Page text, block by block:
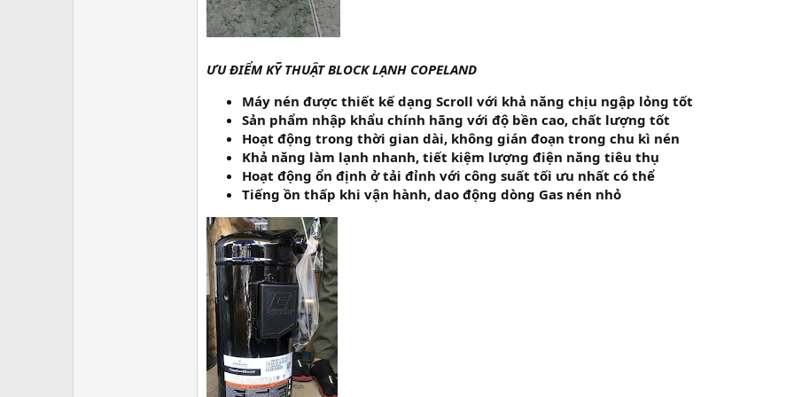
ƯU ĐIỂM KỸ THUẬT BLOCK LẠNH COPELAND
Máy nén được thiết kế dạng Scroll với khả năng chịu ngập lỏng tốt
Sản phẩm nhập khẩu chính hãng với độ bền cao, chất lượng tốt
Hoạt động trong thời gian dài, không gián đoạn trong chu kì nén
Khả năng làm lạnh nhanh, tiết kiệm lượng điện năng tiêu thụ
Hoạt động ổn định ở tải đỉnh với công suất tối ưu nhất có thể
Tiếng ồn thấp khi vận hành, dao động dòng Gas nén nhỏ